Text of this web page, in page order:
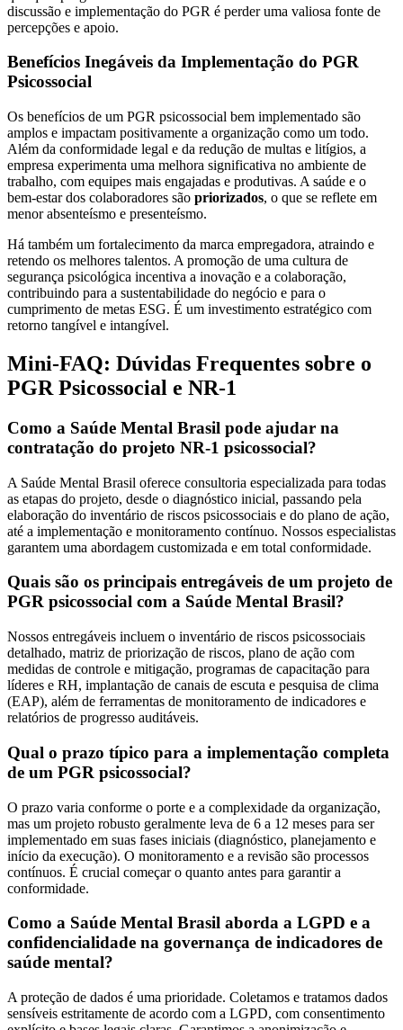
discussão e implementação do PGR é perder uma valiosa fonte de
percepções e apoio.
Benefícios Inegáveis da Implementação do PGR
Psicossocial
Os benefícios de um PGR psicossocial bem implementado são
amplos e impactam positivamente a organização como um todo.
Além da conformidade legal e da redução de multas e litígios, a
empresa experimenta uma melhora significativa no ambiente de
trabalho, com equipes mais engajadas e produtivas. A saúde e o
bem-estar dos colaboradores são priorizados, o que se reflete em
menor absenteísmo e presenteísmo.
Há também um fortalecimento da marca empregadora, atraindo e
retendo os melhores talentos. A promoção de uma cultura de
segurança psicológica incentiva a inovação e a colaboração,
contribuindo para a sustentabilidade do negócio e para o
cumprimento de metas ESG. É um investimento estratégico com
retorno tangível e intangível.
Mini-FAQ: Dúvidas Frequentes sobre o
PGR Psicossocial e NR-1
Como a Saúde Mental Brasil pode ajudar na
contratação do projeto NR-1 psicossocial?
A Saúde Mental Brasil oferece consultoria especializada para todas
as etapas do projeto, desde o diagnóstico inicial, passando pela
elaboração do inventário de riscos psicossociais e do plano de ação,
até a implementação e monitoramento contínuo. Nossos especialistas
garantem uma abordagem customizada e em total conformidade.
Quais são os principais entregáveis de um projeto de
PGR psicossocial com a Saúde Mental Brasil?
Nossos entregáveis incluem o inventário de riscos psicossociais
detalhado, matriz de priorização de riscos, plano de ação com
medidas de controle e mitigação, programas de capacitação para
líderes e RH, implantação de canais de escuta e pesquisa de clima
(EAP), além de ferramentas de monitoramento de indicadores e
relatórios de progresso auditáveis.
Qual o prazo típico para a implementação completa
de um PGR psicossocial?
O prazo varia conforme o porte e a complexidade da organização,
mas um projeto robusto geralmente leva de 6 a 12 meses para ser
implementado em suas fases iniciais (diagnóstico, planejamento e
início da execução). O monitoramento e a revisão são processos
contínuos. É crucial começar o quanto antes para garantir a
conformidade.
Como a Saúde Mental Brasil aborda a LGPD e a
confidencialidade na governança de indicadores de
saúde mental?
A proteção de dados é uma prioridade. Coletamos e tratamos dados
sensíveis estritamente de acordo com a LGPD, com consentimento